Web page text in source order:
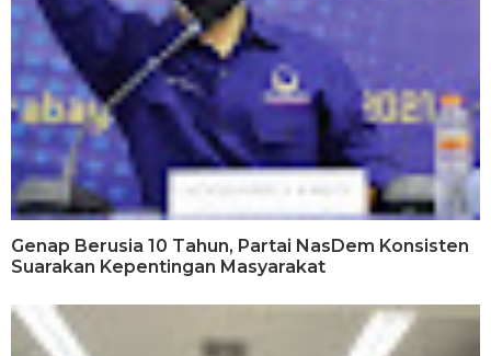
Genap Berusia 10 Tahun, Partai NasDem Konsisten
Suarakan Kepentingan Masyarakat